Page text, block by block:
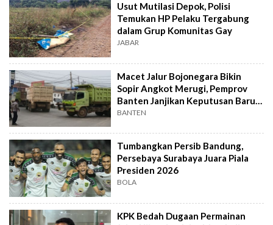
Usut Mutilasi Depok, Polisi
Temukan HP Pelaku Tergabung
dalam Grup Komunitas Gay
JABAR
Macet Jalur Bojonegara Bikin
Sopir Angkot Merugi, Pemprov
Banten Janjikan Keputusan Baru 4
Hari Lagi
BANTEN
Tumbangkan Persib Bandung,
Persebaya Surabaya Juara Piala
Presiden 2026
BOLA
KPK Bedah Dugaan Permainan